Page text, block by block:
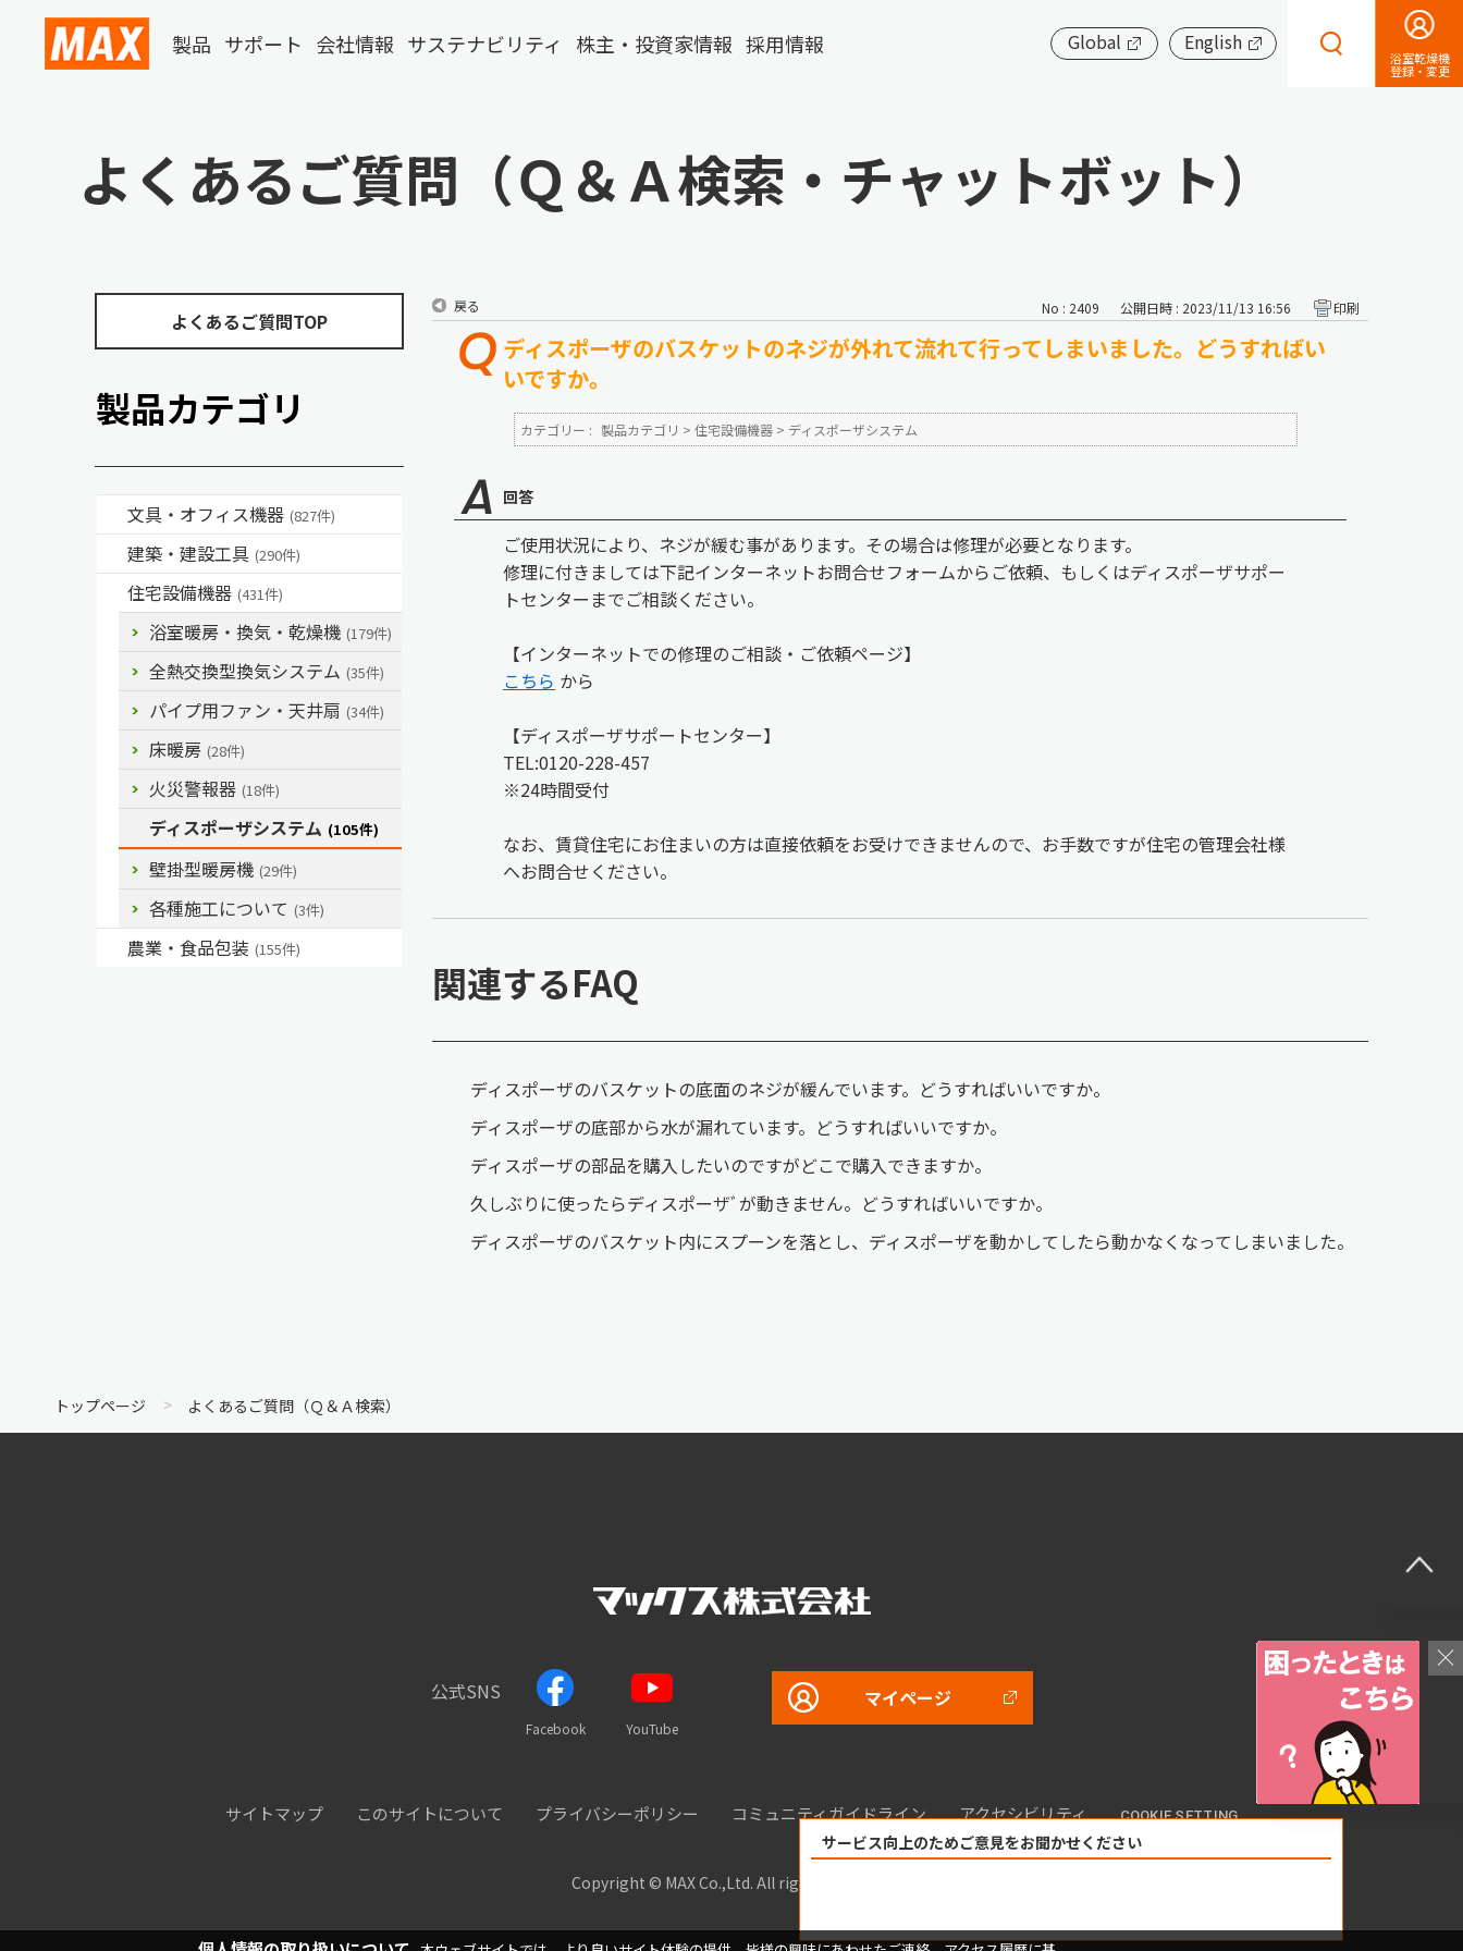
製品 サポート 会社情報 サステナビリティ 株主・投資家情報 採用情報 Global English
浴室乾燥機
登録・変更
よくあるご質問（Ｑ＆Ａ検索・チャットボット）
よくあるご質問TOP
製品カテゴリ
文具・オフィス機器 (827件)
建築・建設工具 (290件)
住宅設備機器 (431件)
浴室暖房・換気・乾燥機 (179件)
全熱交換型換気システム (35件)
パイプ用ファン・天井扇 (34件)
床暖房 (28件)
火災警報器 (18件)
ディスポーザシステム (105件)
壁掛型暖房機 (29件)
各種施工について (3件)
農業・食品包装 (155件)
戻る No : 2409 公開日時 : 2023/11/13 16:56 印刷
ディスポーザのバスケットのネジが外れて流れて行ってしまいました。どうすればい
いですか。
カテゴリー : 製品カテゴリ > 住宅設備機器 > ディスポーザシステム
回答
ご使用状況により、ネジが緩む事があります。その場合は修理が必要となります。
修理に付きましては下記インターネットお問合せフォームからご依頼、もしくはディスポーザサポー
トセンターまでご相談ください。
【インターネットでの修理のご相談・ご依頼ページ】
こちら から
【ディスポーザサポートセンター】
TEL:0120-228-457
※24時間受付
なお、賃貸住宅にお住まいの方は直接依頼をお受けできませんので、お手数ですが住宅の管理会社様
へお問合せください。
サービス向上のためご意見をお聞かせください
関連するFAQ
ディスポーザのバスケットの底面のネジが緩んでいます。どうすればいいですか。
ディスポーザの底部から水が漏れています。どうすればいいですか。
ディスポーザの部品を購入したいのですがどこで購入できますか。
久しぶりに使ったらディスポーザﾞが動きません。どうすればいいですか。
ディスポーザのバスケット内にスプーンを落とし、ディスポーザを動かしてしたら動かなくなってしまいました。
トップページ よくあるご質問（Ｑ＆Ａ検索）
公式SNS
Facebook YouTube
マイページ
サイトマップ このサイトについて プライバシーポリシー コミュニティガイドライン アクセシビリティ COOKIE SETTING
Copyright © MAX Co.,Ltd. All rights reserved.